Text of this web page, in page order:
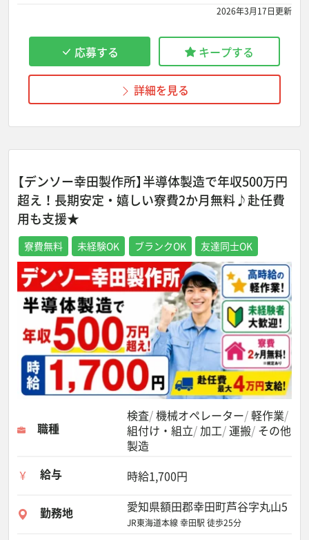
2026年3月17日更新
応募する キープする
詳細を見る
【デンソー幸田製作所】半導体製造で年収500万円
超え！長期安定・嬉しい寮費2か月無料♪赴任費
用も支援★
寮費無料 未経験OK ブランクOK 友達同士OK
職種
検査 機械オペレーター 軽作業
組付け・組立 加工 運搬 その他
製造
給与
時給1,700円
勤務地 愛知県額田郡幸田町芦谷字丸山5
JR東海道本線 幸田駅 徒歩25分